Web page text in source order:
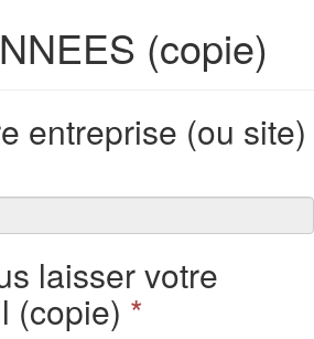
(copie)
entreprise (ou site)
laisser votre
(copie) *